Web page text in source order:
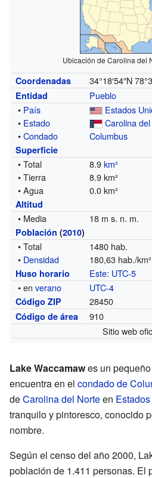
Ubicación de Carolina del
Coordenadas 34°18′54″N
Entidad
Pueblo
• País
Estados
• Estado
Carolina
•Condado Columbus
Superficie
• Total 8.9km²
• Tierra
8.9 km²
• Agua
0.0 km²
Altitud
• Media 18 m s. n. m.
Población (2010)
• Total
1480 hab.
• Densidad 180,63 hab./km²
Huso horario Este: UTC-5
• enverano UTC-4
Código ZIP 28450
Código de área
910
Sitio web
Lake Waccamawes un pequeño
encuentra en el condado de
deCarolina del Norteen
tranquilo y pintoresco, conocido
nombre.
Según el censo del año 2000,
población de 1.411 personas. El